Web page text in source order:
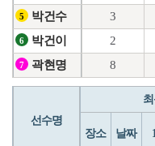
5 박건수 3
6 박건이 2
7 곽현명 8
선수명
장소 날짜